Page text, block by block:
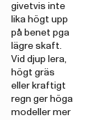
givetvis inte
lika högt upp
på benet pga
lägre skaft.
Vid djup lera,
högt gräs
eller kraftigt
regn ger höga
modeller mer